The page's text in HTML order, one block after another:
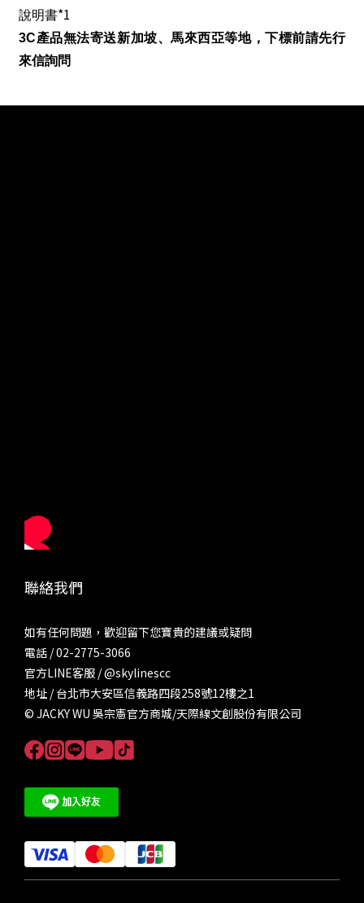
說明書*1
3C產品無法寄送新加坡、馬來西亞等地，下標前請先行
來信詢問
聯絡我們
如有任何問題，歡迎留下您寶貴的建議或疑問
電話 / 02-2775-3066
官方LINE客服 /@skylinescc
地址 / 台北市大安區信義路四段258號12樓之1
© JACKY WU 吳宗憲官方商城/天際線文創股份有限公司